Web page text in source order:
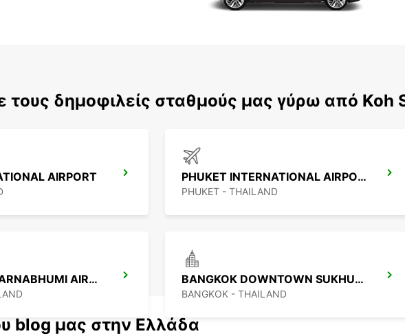
τους δημοφιλείς σταθμούς μας γύρω από Koh
AIRPORT PHUKET INTERNATIONAL AIRPORT
PHUKET - THAILAND
BANGKOK SUVARNABHUMI AIRPORT BANGKOK DOWNTOWN SUKHUMVIT
BANGKOK - THAILAND
blog μας στην Ελλάδα